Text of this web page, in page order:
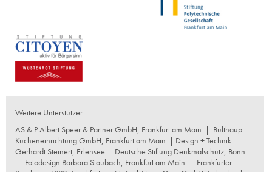
Weitere Unterstützer
AS & P Albert Speer & Partner GmbH, Frankfurt am Main | Bulthaup
Kücheneinrichtung GmbH, Frankfurt am Main | Design + Technik
Gerhardt Steinert, Erlensee | Deutsche Stiftung Denkmalschutz, Bonn
| Fotodesign Barbara Staubach, Frankfurt am Main | Frankfurter